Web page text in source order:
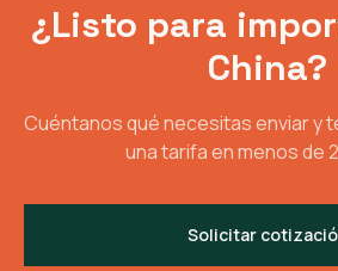
¿Listo para
China?
Cuéntanos qué necesitas enviar y
una tarifa en menos de
Solicitar